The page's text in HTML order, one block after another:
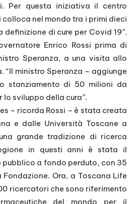
Per questa iniziativa il centro
nel mondo tra i primi dieci
di cure per Covid 19”.
Enrico Rossi prima di
Speranza, a una visita allo
“Il ministro Speranza – aggiunge
stanziamento di 50 milioni da
sviluppo della cura”.
– ricorda Rossi – è stata creata
e dalle Università Toscane a
grande tradizione di ricerca
in questi anni è stata il
a fondo perduto, con 35
Ora, a Toscana Life
ricercatori che sono riferimento
del mondo per il